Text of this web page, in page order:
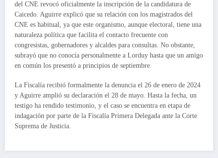
del CNE revocó oficialmente la inscripción de la candidatura de
Caicedo. Aguirre explicó que su relación con los magistrados del
CNE es habitual, ya que este organismo, aunque electoral, tiene una
naturaleza política que facilita el contacto frecuente con
congresistas, gobernadores y alcaldes para consultas. No obstante,
subrayó que no conocía personalmente a Lorduy hasta que un amigo
en común los presentó a principios de septiembre.
La Fiscalía recibió formalmente la denuncia el 26 de enero de 2024
y Aguirre amplió su declaración el 28 de mayo. Hasta la fecha, un
testigo ha rendido testimonio, y el caso se encuentra en etapa de
indagación por parte de la Fiscalía Primera Delegada ante la Corte
Suprema de Justicia.